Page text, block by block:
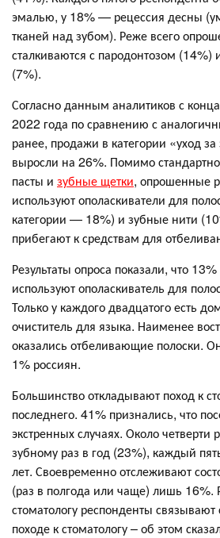
эмалью, у 18% — рецессия десны
тканей над зубом). Реже всего
сталкиваются с пародонтозом (14%)
(7%).
Согласно данным аналитиков с
2022 года по сравнению с
ранее, продажи в категории «уход
выросли на 26%. Помимо
пасты и зубные щетки, опрошенные
используют ополаскиватели для
категории — 18%) и зубные нити
прибегают к средствам для
Результаты опроса показали, что
используют ополаскиватель для
Только у каждого двадцатого есть
очиститель для языка. Наименее
оказались отбеливающие полоски.
1% россиян.
Большинство откладывают поход к
последнего. 41% признались, что
экстренных случаях. Около четверти
зубному раз в год (23%), каждый
лет. Своевременно отслеживают
(раз в полгода или чаще) лишь 16%.
стоматологу респонденты
походе к стоматологу – об этом